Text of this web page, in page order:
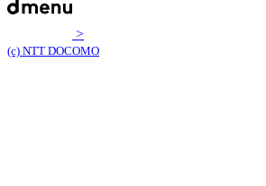
>
(c) NTT DOCOMO